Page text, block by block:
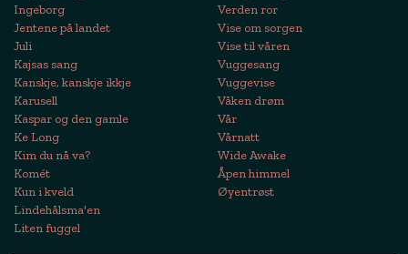
Ingeborg
Jentene på landet
Juli
Kajsas sang
Kanskje, kanskje ikkje
Karusell
Kaspar og den gamle
Ke Long
Kim du nå va?
Komét
Kun i kveld
Lindehålsma'en
Liten fuggel
Verden ror
Vise om sorgen
Vise til våren
Vuggesang
Vuggevise
Våken drøm
Vår
Vårnatt
Wide Awake
Åpen himmel
Øyentrøst